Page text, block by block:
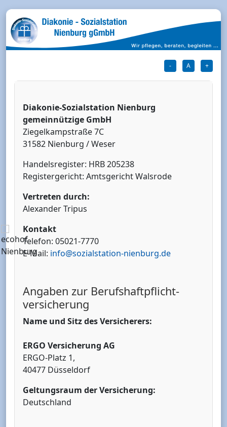
- A +
Diakonie-Sozialstation Nienburg
gemeinnützige GmbH
Ziegelkampstraße 7C
31582 Nienburg / Weser
Handelsregister: HRB 205238
Registergericht: Amtsgericht Walsrode
Vertreten durch:
Alexander Tripus
Kontakt
Telefon: 05021-7770
E-Mail: info@sozialstation-nienburg.de
Angaben zur Berufs­haftpflicht­
versicherung
Name und Sitz des Versicherers:
ERGO Versicherung AG
ERGO-Platz 1,
40477 Düsseldorf
Geltungsraum der Versicherung:
Deutschland